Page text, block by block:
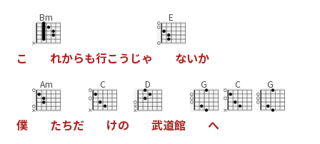
こ
Bm
れからも行こ う じゃ
E
ないか
僕
Am
たちだ
C
けの
D
武道館
G
へ
C G